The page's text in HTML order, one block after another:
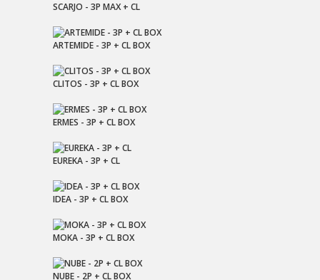
SCARJO - 3P MAX + CL
ARTEMIDE - 3P + CL BOX
CLITOS - 3P + CL BOX
ERMES - 3P + CL BOX
EUREKA - 3P + CL
IDEA - 3P + CL BOX
MOKA - 3P + CL BOX
NUBE - 2P + CL BOX